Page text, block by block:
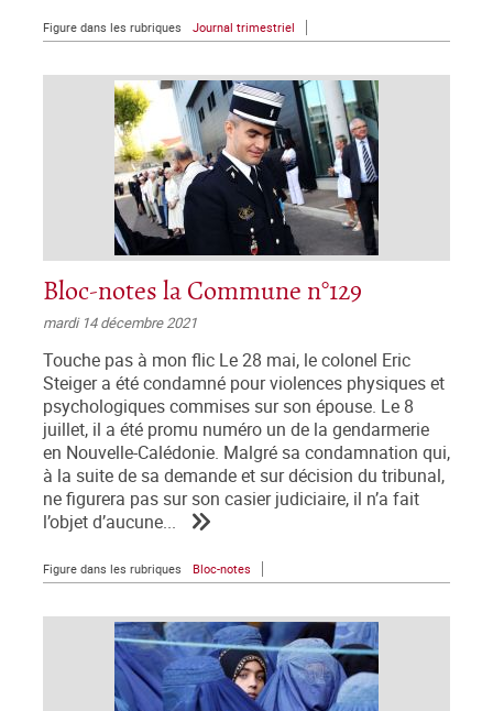
Figure dans les rubriques Journal trimestriel
Bloc-notes la Commune n°129
mardi 14 décembre 2021
Touche pas à mon flic Le 28 mai, le colonel Eric
Steiger a été condamné pour violences physiques et
psychologiques commises sur son épouse. Le 8
juillet, il a été promu numéro un de la gendarmerie
en Nouvelle-Calédonie. Malgré sa condamnation qui,
à la suite de sa demande et sur décision du tribunal,
ne figurera pas sur son casier judiciaire, il n’a fait
l’objet d’aucune...
Figure dans les rubriques Bloc-notes